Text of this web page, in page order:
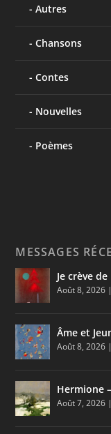
Autres
Chansons
Contes
Nouvelles
Poèmes
MESSAGES
Je crève
Août 8, 2026 |
Âme et
Août 8, 2026 |
Hermione
Août 7, 2026 |